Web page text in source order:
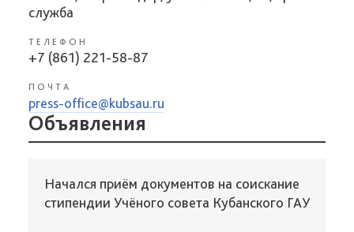
служба
ТЕЛЕФОН
+7 (861) 221-58-87
ПОЧТА
press-office@kubsau.ru
Объявления
Начался приём документов на соискание
стипендии Учёного совета Кубанского ГАУ